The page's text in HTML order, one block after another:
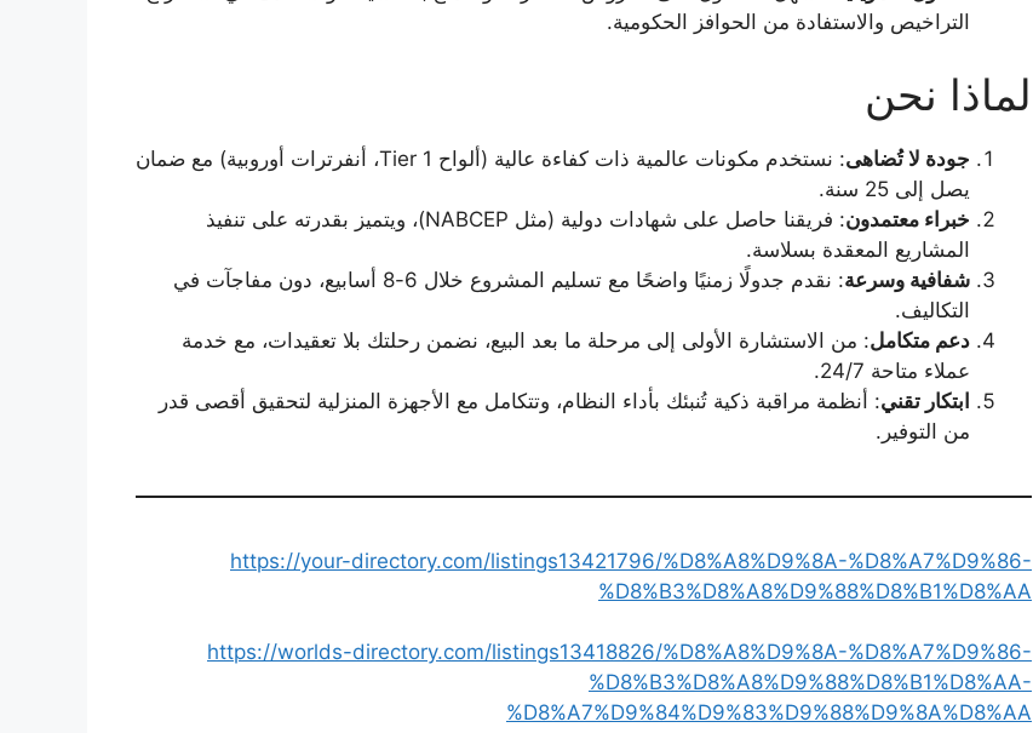
التراخيص والاستفادة من الحوافز الحكومية.
لماذا نحن
جودة لا تُضاهى
: نستخدم مكونات عالمية ذات كفاءة عالية (ألواح Tier 1، أنفرترات أوروبية) مع ضمان
يصل إلى 25 سنة.
خبراء معتمدون
: فريقنا حاصل على شهادات دولية (مثل NABCEP)، ويتميز بقدرته على تنفيذ
المشاريع المعقدة بسلاسة.
شفافية وسرعة
: نقدم جدولًا زمنيًا واضحًا مع تسليم المشروع خلال 6-8 أسابيع، دون مفاجآت في
التكاليف.
دعم متكامل: من الاستشارة الأولى إلى مرحلة ما بعد البيع، نضمن رحلتك بلا تعقيدات، مع خدمة
عملاء متاحة 24/7.
ابتكار تقني: أنظمة مراقبة ذكية تُنبئك بأداء النظام، وتتكامل مع الأجهزة المنزلية لتحقيق أقصى قدر
من التوفير.
https://your-directory.com/listings13421796/%D8%A8%D9%8A-%D8%A7%D9%86-
%D8%B3%D8%A8%D9%88%D8%B1%D8%AA
https://worlds-directory.com/listings13418826/%D8%A8%D9%8A-%D8%A7%D9%86-
%D8%B3%D8%A8%D9%88%D8%B1%D8%AA-
%D8%A7%D9%84%D9%83%D9%88%D9%8A%D8%AA